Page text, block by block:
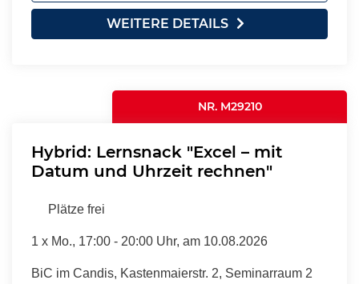
WEITERE DETAILS
NR. M29210
Hybrid: Lernsnack "Excel – mit
Datum und Uhrzeit rechnen"
Plätze frei
1 x Mo., 17:00 - 20:00 Uhr, am 10.08.2026
BiC im Candis, Kastenmaierstr. 2, Seminarraum 2